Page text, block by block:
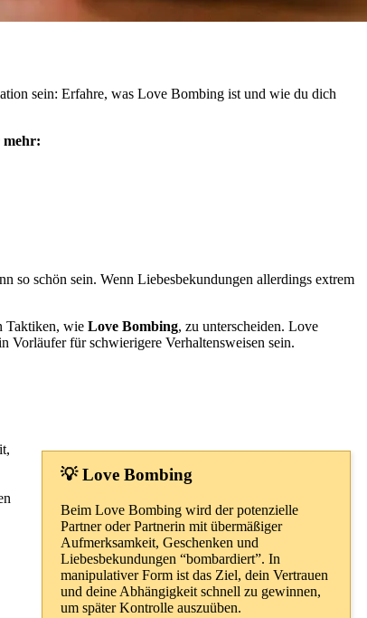
sein: Erfahre, was Love Bombing ist und wie du dich
mehr:
so schön sein. Wenn Liebesbekundungen allerdings extrem
Taktiken, wie Love Bombing, zu unterscheiden. Love
Vorläufer für schwierigere Verhaltensweisen sein.
💡 Love Bombing
Beim Love Bombing wird der potenzielle
Partner oder Partnerin mit übermäßiger
Aufmerksamkeit, Geschenken und
Liebesbekundungen “bombardiert”. In
manipulativer Form ist das Ziel, dein Vertrauen
und deine Abhängigkeit schnell zu gewinnen,
um später Kontrolle auszuüben.